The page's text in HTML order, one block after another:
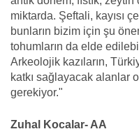
miktarda. Şeftali, kayısı
bunların bizim için şu
tohumların da elde
Arkeolojik kazıların,
katkı sağlayacak alanlar
gerekiyor."
Zuhal Kocalar- AA